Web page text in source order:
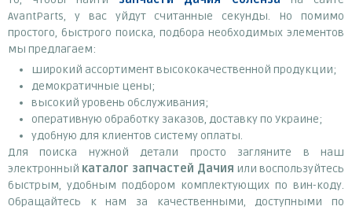
AvantParts, у вас уйдут считанные секунды. Но помимо
простого, быстрого поиска, подбора необходимых элементов
мы предлагаем:
широкий ассортимент высококачественной продукции;
демократичные цены;
высокий уровень обслуживания;
оперативную обработку заказов, доставку по Украине;
удобную для клиентов систему оплаты.
Для поиска нужной детали просто загляните в наш
электронный каталог запчастей Дачия или воспользуйтесь
быстрым, удобным подбором комплектующих по вин-коду.
Обращайтесь к нам за качественными, доступными по